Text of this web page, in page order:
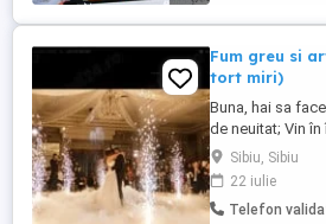
Fum greu si
tort miri)
Buna, hai sa
de neuitat; Vin
dumnevoastra
și a vă
calitate premium
din viața
Sibiu, Sibiu
22 iulie
Telefon